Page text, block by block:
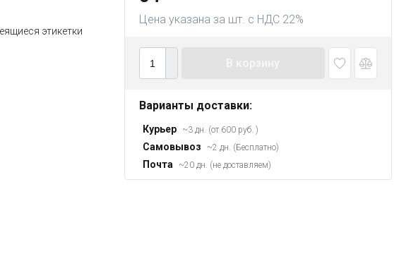
этикетки
Цена указана за шт. с НДС 22%
Варианты доставки:
Курьер ~3 дн. (от 600 руб. )
Самовывоз ~2 дн. (Бесплатно)
Почта ~20 дн. (не доставляем)